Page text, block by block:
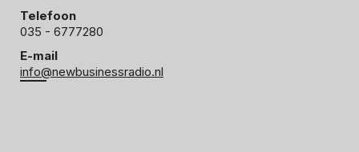
Telefoon
035 - 6777280
E-mail
info@newbusinessradio.nl